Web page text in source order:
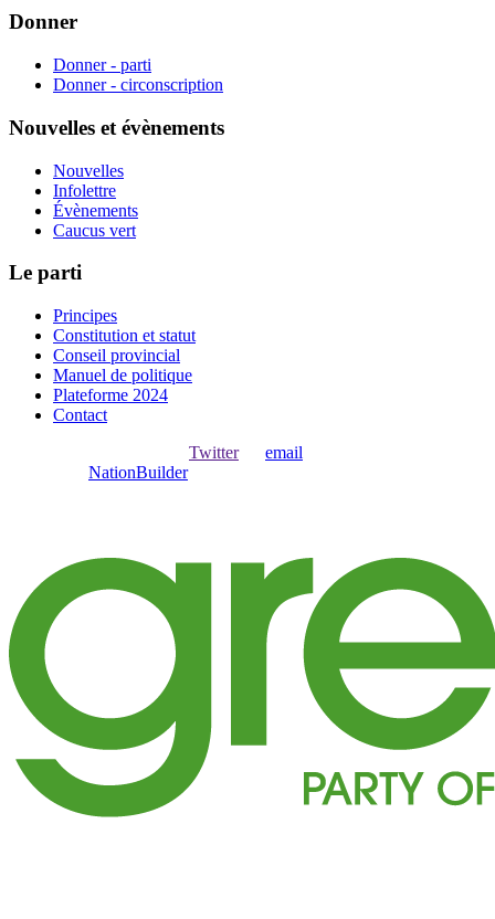
Donner
Donner - parti
Donner - circonscription
Nouvelles et évènements
Nouvelles
Infolettre
Évènements
Caucus vert
Le parti
Principes
Constitution et statut
Conseil provincial
Manuel de politique
Plateforme 2024
Contact
Twitterou email
NationBuilder